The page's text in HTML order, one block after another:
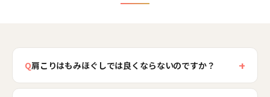
Q肩こりはもみほぐしでは良くならないのですか？ +
もみほぐしは表面の筋肉の張りを一時的に和らげ